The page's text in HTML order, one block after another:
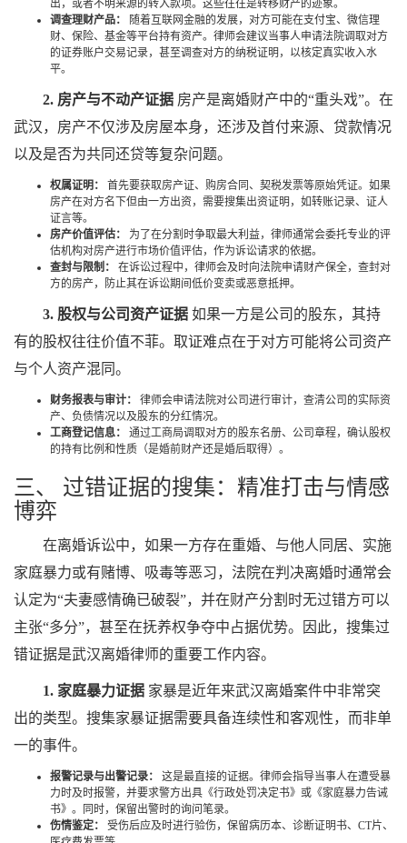
出，或者不明来源的转入款项。这些往往是转移财产的迹象。
调查理财产品：
随着互联网金融的发展，对方可能在支付宝、微信理
财、保险、基金等平台持有资产。律师会建议当事人申请法院调取对方
的证券账户交易记录，甚至调查对方的纳税证明，以核定真实收入水
平。
2. 房产与不动产证据 房产是离婚财产中的“重头戏”。在
武汉，房产不仅涉及房屋本身，还涉及首付来源、贷款情况
以及是否为共同还贷等复杂问题。
权属证明：
首先要获取房产证、购房合同、契税发票等原始凭证。如果
房产在对方名下但由一方出资，需要搜集出资证明，如转账记录、证人
证言等。
房产价值评估：
为了在分割时争取最大利益，律师通常会委托专业的评
估机构对房产进行市场价值评估，作为诉讼请求的依据。
查封与限制：
在诉讼过程中，律师会及时向法院申请财产保全，查封对
方的房产，防止其在诉讼期间低价变卖或恶意抵押。
3. 股权与公司资产证据 如果一方是公司的股东，其持
有的股权往往价值不菲。取证难点在于对方可能将公司资产
与个人资产混同。
财务报表与审计：
律师会申请法院对公司进行审计，查清公司的实际资
产、负债情况以及股东的分红情况。
工商登记信息：
通过工商局调取对方的股东名册、公司章程，确认股权
的持有比例和性质（是婚前财产还是婚后取得）。
三、 过错证据的搜集：精准打击与情感
博弈
在离婚诉讼中，如果一方存在重婚、与他人同居、实施
家庭暴力或有赌博、吸毒等恶习，法院在判决离婚时通常会
认定为“夫妻感情确已破裂”，并在财产分割时无过错方可以
主张“多分”，甚至在抚养权争夺中占据优势。因此，搜集过
错证据是武汉离婚律师的重要工作内容。
1. 家庭暴力证据 家暴是近年来武汉离婚案件中非常突
出的类型。搜集家暴证据需要具备连续性和客观性，而非单
一的事件。
报警记录与出警记录：
这是最直接的证据。律师会指导当事人在遭受暴
力时及时报警，并要求警方出具《行政处罚决定书》或《家庭暴力告诫
书》。同时，保留出警时的询问笔录。
伤情鉴定：
受伤后应及时进行验伤，保留病历本、诊断证明书、CT片、